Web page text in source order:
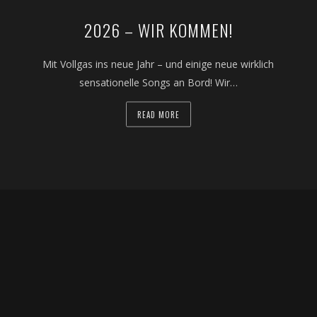
2026 – WIR KOMMEN!
Mit Vollgas ins neue Jahr – und einige neue wirklich
sensationelle Songs an Bord! Wir…
READ MORE